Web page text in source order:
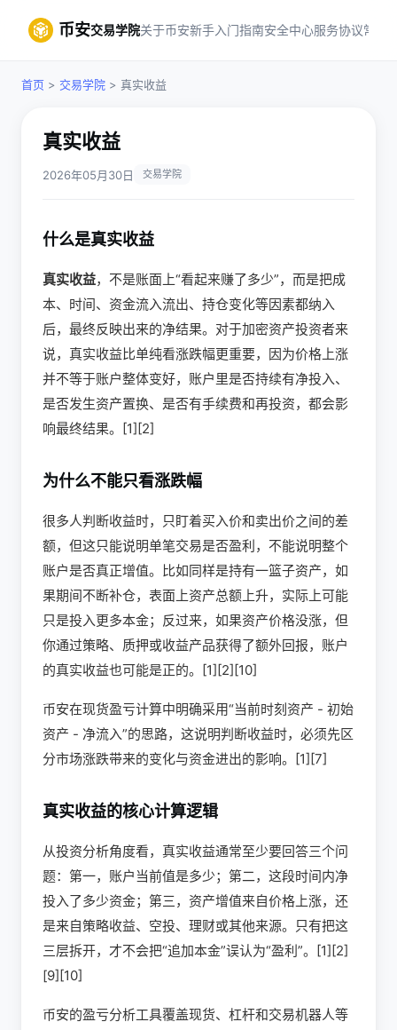
币安交易学院关于币安新手入门指南安全中心服务协议常见
首页 > 交易学院 > 真实收益
真实收益
2026年05月30日 交易学院
什么是真实收益
真实收益，不是账面上“看起来赚了多少”，而是把成
本、时间、资金流入流出、持仓变化等因素都纳入
后，最终反映出来的净结果。对于加密资产投资者来
说，真实收益比单纯看涨跌幅更重要，因为价格上涨
并不等于账户整体变好，账户里是否持续有净投入、
是否发生资产置换、是否有手续费和再投资，都会影
响最终结果。[1][2]
为什么不能只看涨跌幅
很多人判断收益时，只盯着买入价和卖出价之间的差
额，但这只能说明单笔交易是否盈利，不能说明整个
账户是否真正增值。比如同样是持有一篮子资产，如
果期间不断补仓，表面上资产总额上升，实际上可能
只是投入更多本金；反过来，如果资产价格没涨，但
你通过策略、质押或收益产品获得了额外回报，账户
的真实收益也可能是正的。[1][2][10]
币安在现货盈亏计算中明确采用“当前时刻资产 - 初始
资产 - 净流入”的思路，这说明判断收益时，必须先区
分市场涨跌带来的变化与资金进出的影响。[1][7]
真实收益的核心计算逻辑
从投资分析角度看，真实收益通常至少要回答三个问
题：第一，账户当前值是多少；第二，这段时间内净
投入了多少资金；第三，资产增值来自价格上涨，还
是来自策略收益、空投、理财或其他来源。只有把这
三层拆开，才不会把“追加本金”误认为“盈利”。[1][2]
[9][10]
币安的盈亏分析工具覆盖现货、杠杆和交易机器人等